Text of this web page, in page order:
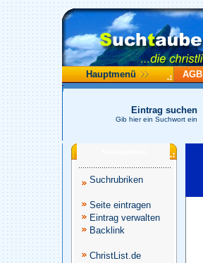
Hauptmenü AGB
Eintrag suchen
Gib hier ein Suchwort ein
Suchrubriken
Seite eintragen
Eintrag verwalten
Backlink
ChristList.de